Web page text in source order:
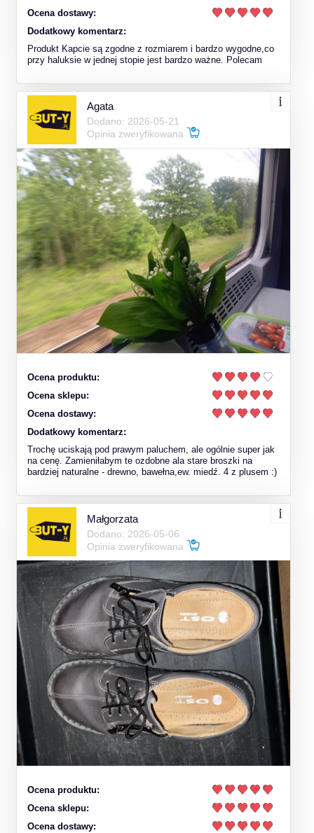
Ocena dostawy:
Dodatkowy komentarz:
Produkt Kapcie są zgodne z rozmiarem i bardzo wygodne,co
przy haluksie w jednej stopie jest bardzo ważne. Polecam
Agata
Dodano: 2026-05-21
Opinia zweryfikowana
Ocena produktu:
Ocena sklepu:
Ocena dostawy:
Dodatkowy komentarz:
Trochę uciskają pod prawym paluchem, ale ogólnie super jak
na cenę. Zamieniłabym te ozdobne ala stare broszki na
bardziej naturalne - drewno, bawełna,ew. miedź. 4 z plusem :)
Małgorzata
Dodano: 2026-05-06
Opinia zweryfikowana
Ocena produktu:
Ocena sklepu:
Ocena dostawy: